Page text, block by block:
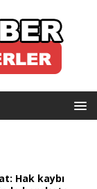
Hak kaybı